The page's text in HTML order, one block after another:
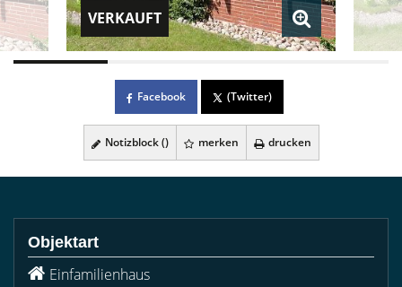
VERKAUFT
Facebook (Twitter)
Notizblock () merken drucken
Objektart
Einfamilienhaus